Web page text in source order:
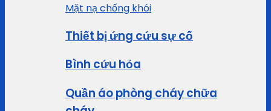
Mặt nạ chống khói
Thiết bị ứng cứu sự cố
Bình cứu hỏa
Quần áo phòng cháy chữa